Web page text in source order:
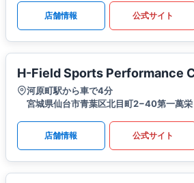
店舗情報 公式サイト
H-Field Sports Performance
河原町駅から車で4分
宮城県仙台市青葉区北目町2−40第一萬
店舗情報 公式サイト